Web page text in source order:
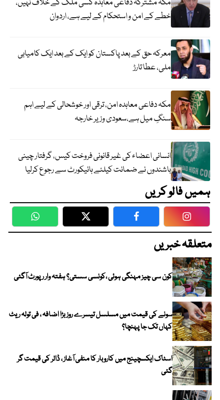
مکہ مشترکہ دفاعی معاہدہ کسی ملک کے خلاف نہیں،
خطے کے امن و استحکام کے لیے ہے، اردوان
معرکہ حق کے بعد پاکستان کو ایک کے بعد ایک کامیابی
ملی، عطا تارڑ
مکہ دفاعی معاہدہ امن، ترقی اور خوشحالی کے لیے اہم
سنگِ میل ہے،سعودی وزیر خارجہ
انسانی اعضاء کی غیر قانونی فروخت کیس، گرفتار چینی
باشندوں نے ضمانت کیلئے ہائیکورٹ سے رجوع کرلیا
ہمیں فالو کریں
WhatsApp Twitter Facebook
متعلقہ خبریں
کون سی چیز مہنگی ہوئی ،کونسی سستی؟ ہفتہ وار رپورٹ آگئی
سونے کی قیمت میں مسلسل تیسرے روز بڑا اضافہ ، فی تولہ ریٹ
کہاں تک جا پہنچا؟
اسٹاک ایکسچینج میں کاروبار کا منفی آغاز ، ڈالر کی قیمت گر
گئی